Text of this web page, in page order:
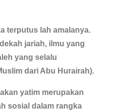
terputus lah amalanya.
jariah, ilmu yang
yang selalu
dari Abu Hurairah).
yatim merupakan
sosial dalam rangka